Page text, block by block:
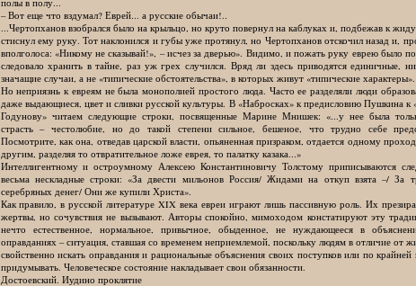
полы в полу...
– Вот еще что вздумал? Еврей... а русские обычаи!..
...Чертопханов взобрался было на крыльцо, но круто повернул на каблуках и, подбежав к
стиснул ему руку. Тот наклонился и губы уже протянул, но Чертопханов отскочил назад и,
вполголоса: «Никому не сказывай!», – исчез за дверью». Видимо, и пожать руку еврею было
следовало хранить в тайне, раз уж грех случился. Вряд ли здесь приводятся единичные,
значащие случаи, а не «типические обстоятельства», в которых живут «типические характеры».
Но неприязнь к евреям не была монополией простого люда. Часто ее разделяли люди
даже выдающиеся, цвет и сливки русской культуры. В «Набросках» к предисловию Пушкина к
Годунову» читаем следующие строки, посвященные Марине Мнишек: «...у нее была
страсть – честолюбие, но до такой степени сильное, бешеное, что трудно себе
Посмотрите, как она, отведав царской власти, опьяненная призраком, отдается одному
другим, разделяя то отвратительное ложе еврея, то палатку казака...»
Интеллигентному и остроумному Алексею Константиновичу Толстому приписываются
весьма нескладные строки: «За двести мильонов Россия/ Жидами на откуп взята –/ За
серебряных денег/ Они же купили Христа».
Как правило, в русской литературе XIX века евреи играют лишь пассивную роль. Их
жертвы, но сочувствия не вызывают. Авторы спокойно, мимоходом констатируют эту
нечто естественное, нормальное, привычное, обыденное, не нуждающееся в
оправданиях – ситуация, ставшая со временем неприемлемой, поскольку людям в отличие от
свойственно искать оправдания и рациональные объяснения своих поступков или по
придумывать. Человеческое состояние накладывает свои обязанности.
Достоевский. Иудино проклятие